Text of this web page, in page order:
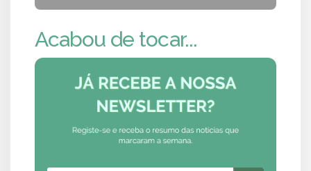
Acabou de tocar...